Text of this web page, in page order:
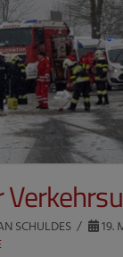
SCHULDES
19.